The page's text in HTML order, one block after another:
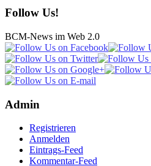
Follow Us!
BCM-News im Web 2.0
Admin
Registrieren
Anmelden
Eintrags-Feed
Kommentar-Feed